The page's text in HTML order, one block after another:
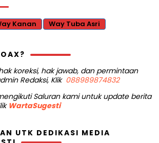
Kanan Way Tuba Asri
koreksi, hak jawab, dan permintaan
Redaksi, Klik 088989874832
Saluran kami untuk update berita
WartaSugesti
UTK DEDIKASI MEDIA